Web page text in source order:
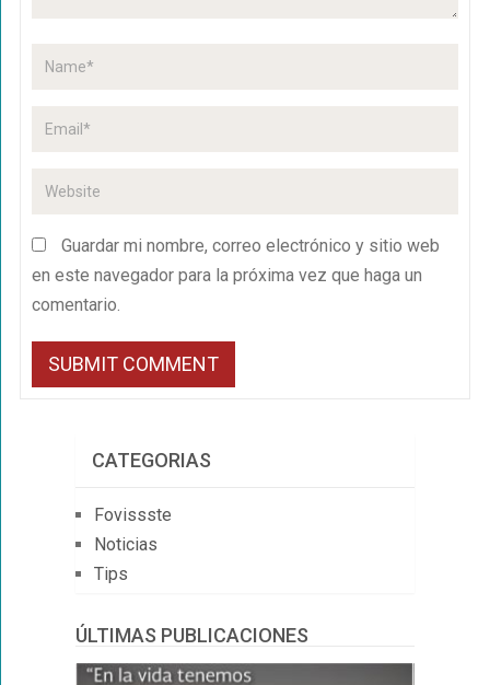
Guardar mi nombre, correo electrónico y sitio web
en este navegador para la próxima vez que haga un
comentario.
CATEGORIAS
Fovissste
Noticias
Tips
ÚLTIMAS PUBLICACIONES